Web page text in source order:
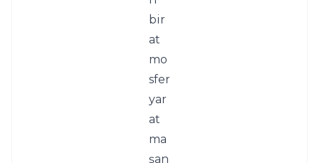
bir
at
mo
sfer
yar
at
ma
şan